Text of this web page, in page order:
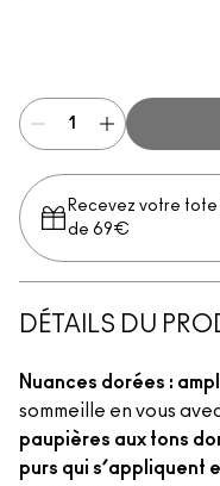
Recevez votre
de 69€
DÉTAILS DU
Nuances dorées :
sommeille en vous
paupières aux tons
purs qui s’appliquent